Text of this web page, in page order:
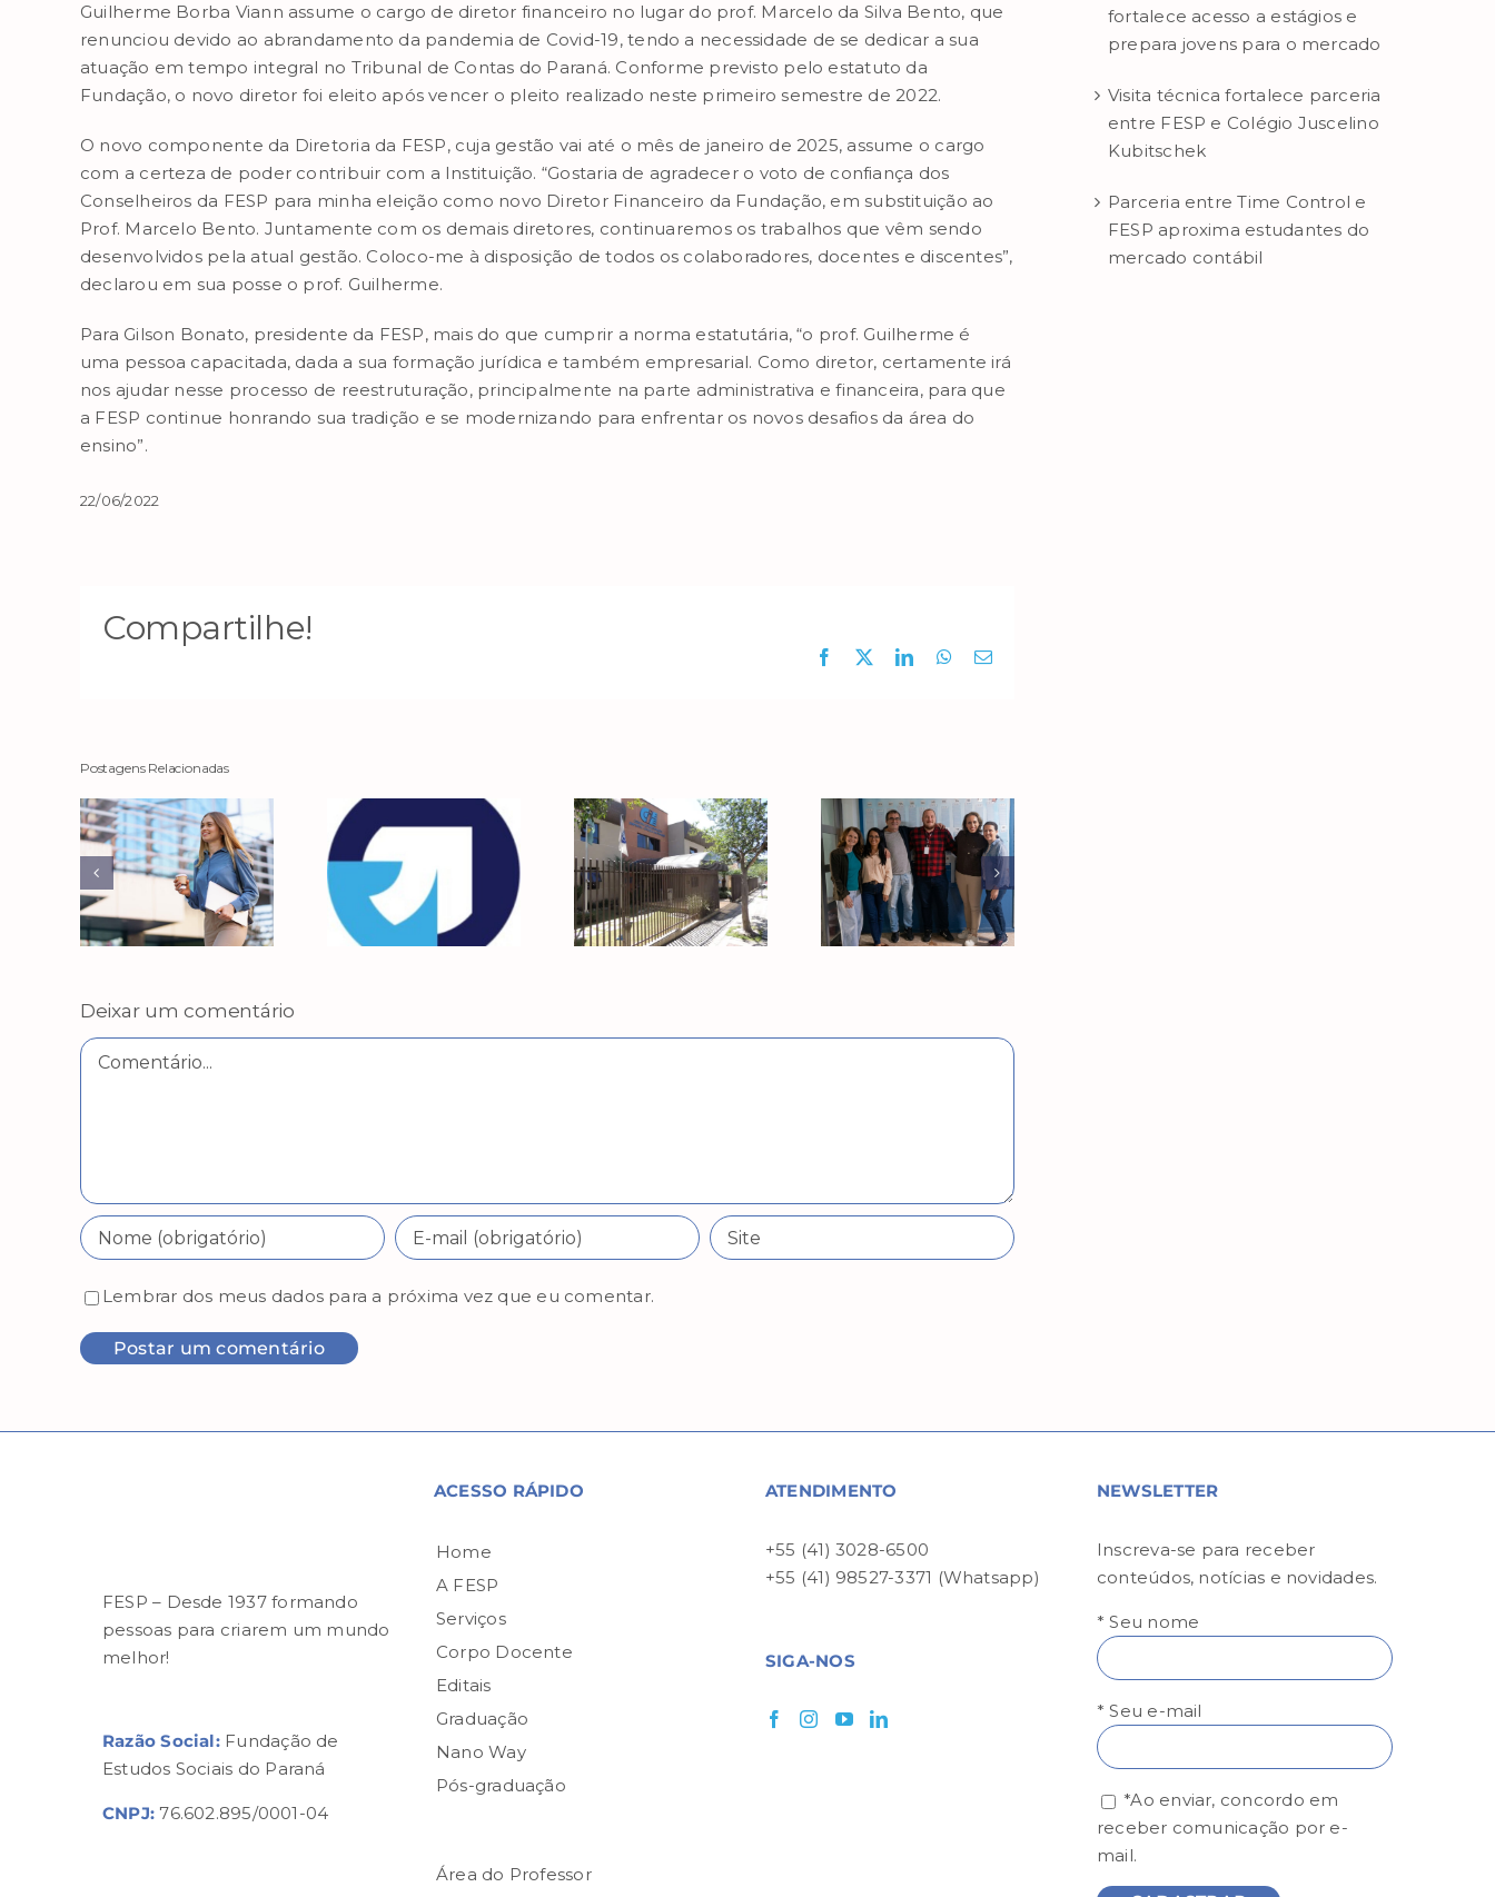
Guilherme Borba Viann assume o cargo de diretor financeiro no lugar do prof. Marcelo da Silva Bento, que
renunciou devido ao abrandamento da pandemia de Covid-19, tendo a necessidade de se dedicar a sua
atuação em tempo integral no Tribunal de Contas do Paraná. Conforme previsto pelo estatuto da
Fundação, o novo diretor foi eleito após vencer o pleito realizado neste primeiro semestre de 2022.
O novo componente da Diretoria da FESP, cuja gestão vai até o mês de janeiro de 2025, assume o cargo
com a certeza de poder contribuir com a Instituição. “Gostaria de agradecer o voto de confiança dos
Conselheiros da FESP para minha eleição como novo Diretor Financeiro da Fundação, em substituição ao
Prof. Marcelo Bento. Juntamente com os demais diretores, continuaremos os trabalhos que vêm sendo
desenvolvidos pela atual gestão. Coloco-me à disposição de todos os colaboradores, docentes e discentes”,
declarou em sua posse o prof. Guilherme.
Para Gilson Bonato, presidente da FESP, mais do que cumprir a norma estatutária, “o prof. Guilherme é
uma pessoa capacitada, dada a sua formação jurídica e também empresarial. Como diretor, certamente irá
nos ajudar nesse processo de reestruturação, principalmente na parte administrativa e financeira, para que
a FESP continue honrando sua tradição e se modernizando para enfrentar os novos desafios da área do
ensino”.
22/06/2022
Compartilhe!
Facebook LinkedInWhatsApp
E-
Postagens Relacionadas
Deixar um comentário
Comentário
Lembrar dos meus dados para a próxima vez que eu comentar.
fortalece acesso a estágios e
prepara jovens para o mercado
Visita técnica fortalece parceria
entre FESP e Colégio Juscelino
Kubitschek
Parceria entre Time Control e
FESP aproxima estudantes do
mercado contábil
FESP – Desde 1937 formando
pessoas para criarem um mundo
melhor!
Razão Social:Fundação de
Estudos Sociais do Paraná
CNPJ: 76.602.895/0001-04
ACESSO RÁPIDO
Home
A FESP
Serviços
Corpo Docente
Editais
Graduação
Nano Way
Pós-graduação
Área do Professor
ATENDIMENTO
+55 (41) 3028-6500
+55 (41) 98527-3371 (Whatsapp)
SIGA-NOS
NEWSLETTER
Inscreva-se para receber
conteúdos, notícias e novidades.
* Seu nome
* Seu e-mail
*Ao enviar, concordo em
receber comunicação por e-
mail.